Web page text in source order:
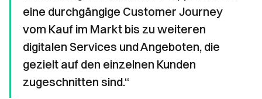
eine durchgängige Customer Journey
vom Kauf im Markt bis zu weiteren
digitalen Services und Angeboten, die
gezielt auf den einzelnen Kunden
zugeschnitten sind.“